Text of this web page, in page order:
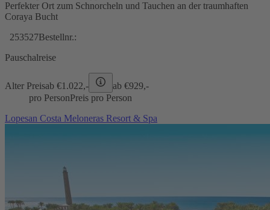
Perfekter Ort zum Schnorcheln und Tauchen an der traumhaften
Coraya Bucht
253527Bestellnr.:
Pauschalreise
Alter Preisab €1.022,- ab €929,-
pro PersonPreis pro Person
Lopesan Costa Meloneras Resort & Spa